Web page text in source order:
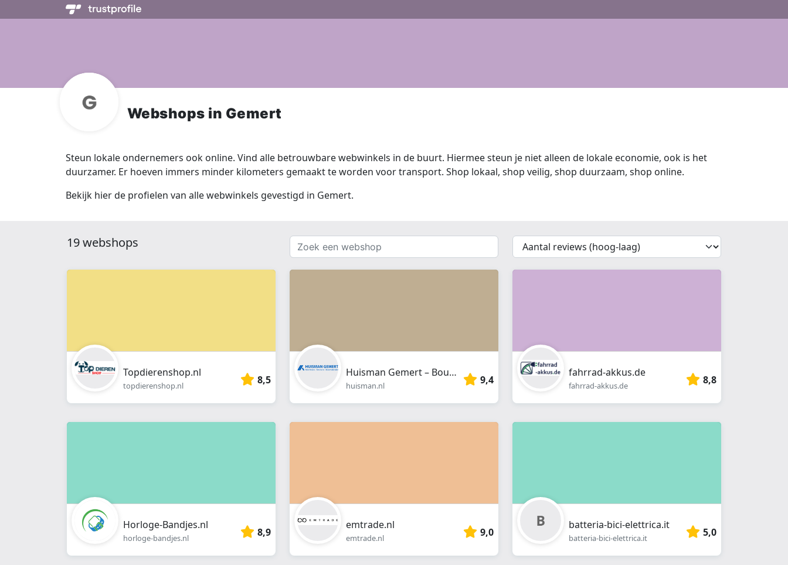
Webshops in Gemert
Steun lokale ondernemers ook online. Vind alle betrouwbare webwinkels in de buurt. Hiermee steun je niet alleen de lokale economie, ook is het
duurzamer. Er hoeven immers minder kilometers gemaakt te worden voor transport. Shop lokaal, shop veilig, shop duurzaam, shop online.
Bekijk hier de profielen van alle webwinkels gevestigd in Gemert.
19 webshops
Zoek
een
webshop
{{
__('Sort')
}}
Topdierenshop.nl
topdierenshop.nl 8,5
Huisman Gemert – Bouwmaterialen
huisman.nl 9,4
fahrrad-akkus.de
fahrrad-akkus.de 8,8
Horloge-Bandjes.nl
horloge-bandjes.nl 8,9
emtrade.nl
emtrade.nl 9,0
batteria-bici-elettrica.it
batteria-bici-elettrica.it 5,0